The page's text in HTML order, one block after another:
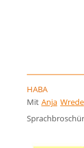
HABA
Mit Anja Wrede